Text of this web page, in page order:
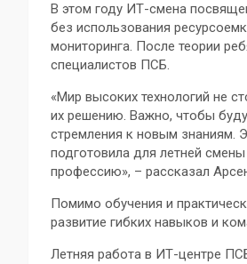
В этом году ИТ-смена
без использования
мониторинга. После теории
специалистов ПСБ.
«Мир высоких технологий не
их решению. Важно, чтобы
стремления к новым знаниям.
подготовила для летней
профессию», – рассказал
Помимо обучения и
развитие гибких навыков и
Летняя работа в ИТ-центре